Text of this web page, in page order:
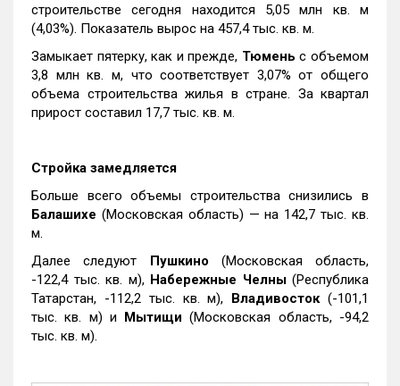
строительстве сегодня находится 5,05 млн кв. м
(4,03%). Показатель вырос на 457,4 тыс. кв. м.
Замыкает пятерку, как и прежде, Тюмень с объемом
3,8 млн кв. м, что соответствует 3,07% от общего
объема строительства жилья в стране. За квартал
прирост составил 17,7 тыс. кв. м.
Стройка замедляется
Больше всего объемы строительства снизились в
Балашихе (Московская область) — на 142,7 тыс. кв.
м.
Далее следуют Пушкино (Московская область,
-122,4 тыс. кв. м), Набережные Челны(Республика
Татарстан, -112,2 тыс. кв. м), Владивосток(-101,1
тыс. кв. м) и Мытищи (Московская область, -94,2
тыс. кв. м).